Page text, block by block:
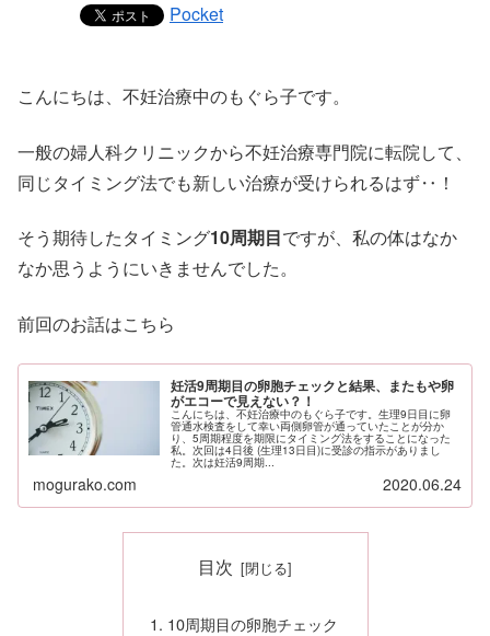
Pocket
こんにちは、不妊治療中のもぐら子です。
一般の婦人科クリニックから不妊治療専門院に転院して、
同じタイミング法でも新しい治療が受けられるはず‥！
そう期待したタイミング10周期目ですが、私の体はなか
なか思うようにいきませんでした。
前回のお話はこちら
妊活9周期目の卵胞チェックと結果、またもや卵
がエコーで見えない？！
こんにちは、不妊治療中のもぐら子です。生理9日目に卵
管通水検査をして幸い両側卵管が通っていたことが分か
り、5周期程度を期限にタイミング法をすることになった
私。次回は4日後 (生理13日目)に受診の指示がありまし
た。次は妊活9周期...
mogurako.com 2020.06.24
目次
10周期目の卵胞チェック